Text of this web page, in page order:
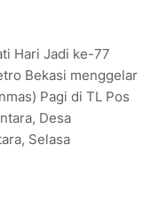
Hari Jadi ke-77
Bekasi menggelar
Pagi di TL Pos
Desa
Selasa